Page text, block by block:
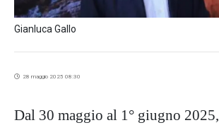
Gianluca Gallo
28 maggio 2025 08:30
Dal 30 maggio al 1° giugno